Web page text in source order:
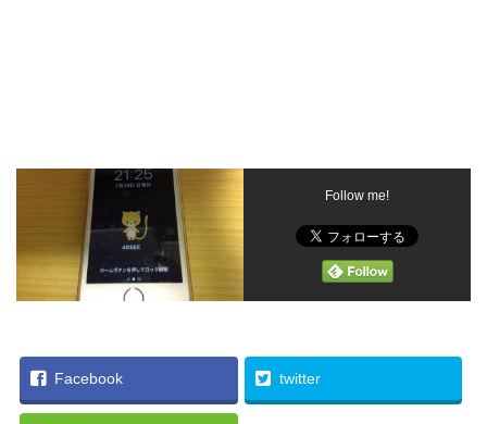
Follow me!
Facebook twitter